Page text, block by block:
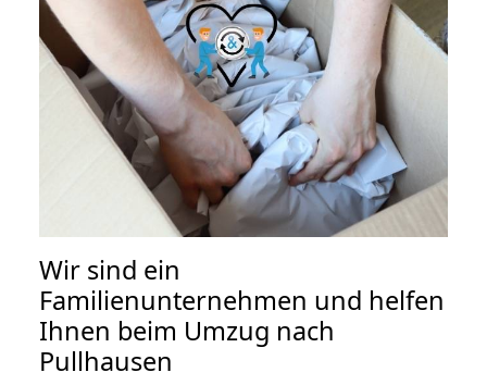
Wir sind ein
Familienunternehmen und helfen
Ihnen beim Umzug nach
Pullhausen